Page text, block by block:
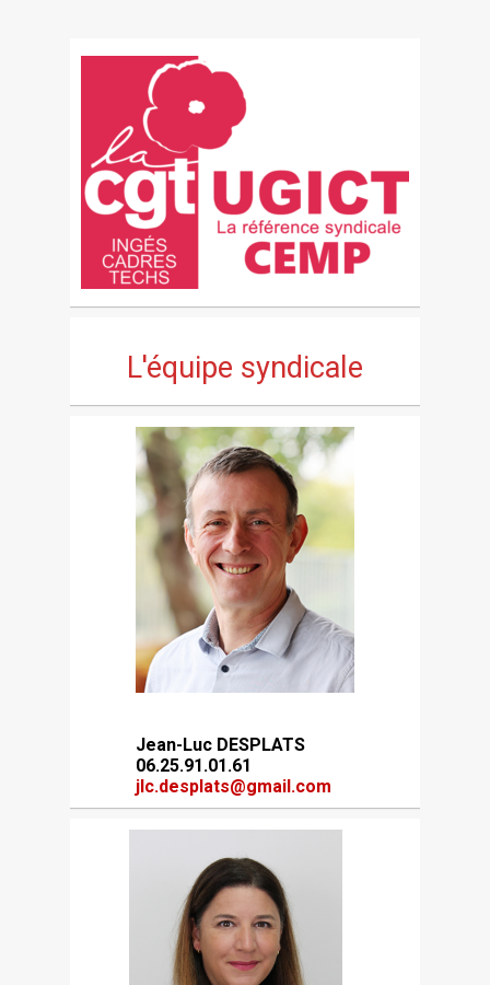
L'équipe syndicale
Jean-Luc DESPLATS
06.25.91.01.61
jlc.desplats@gmail.com